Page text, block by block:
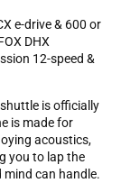
e-drive & 600 or
DHX
12-speed &
is officially
is made for
acoustics,
you to lap the
can handle.